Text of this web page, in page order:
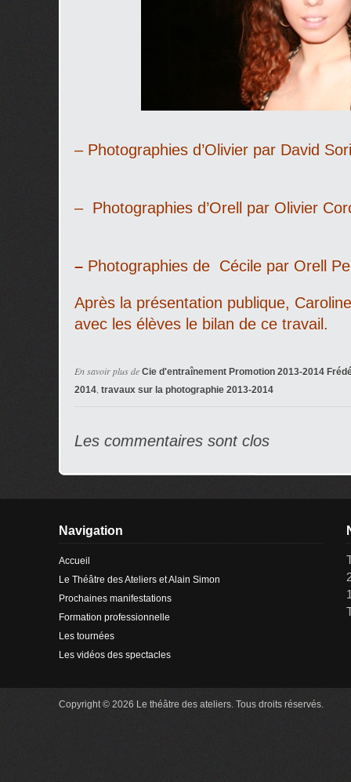
– Photographies d’Olivier par David
– Photographies d’Orell par Olivier
– Photographies de Cécile par Orell
Après la présentation publique,
avec les élèves le bilan de ce travail.
En savoir plus de Cie d'entraînement Promotion 2013-2014
2014 travaux sur la photographie 2013-2014
Les commentaires sont clos
Navigation
Accueil
Le Théâtre des Ateliers et Alain Simon
Prochaines manifestations
Formation professionnelle
Les tournées
Les vidéos des spectacles
Copyright © 2026 Le théâtre des ateliers. Tous droits réservés.